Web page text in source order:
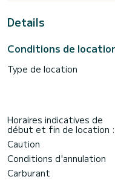
Details
Conditions de
Type de location
Horaires indicatives de
début et fin de location :
Caution
Conditions d'annulation
Carburant